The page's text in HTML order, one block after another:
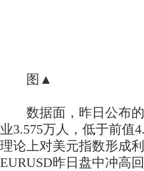
图▲
数据面，昨日公布的
业3.575万人，低于前值
理论上对美元指数形成
EURUSD昨日盘中冲高